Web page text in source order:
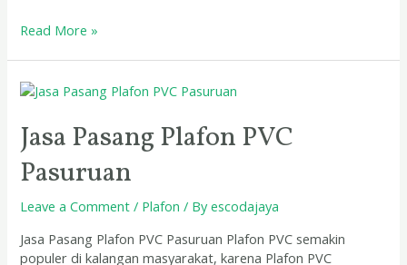
Read More »
Jasa Pasang Plafon PVC
Pasuruan
Leave a Comment / Plafon / Byescodajaya
Jasa Pasang Plafon PVC Pasuruan Plafon PVC semakin
populer di kalangan masyarakat, karena Plafon PVC
Jasa
Plafon
PVC
Pasuruan